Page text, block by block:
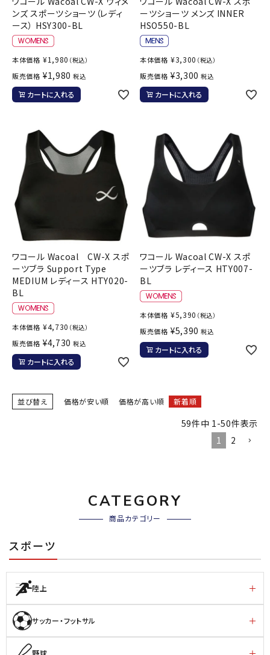
ンズ スポーツショーツ（レディ
ース） HSY300-BL
本体価格 ¥1,980 （税込）
販売価格 ¥1,980 税込
カートに入れる
ーツショーツ メンズ INNER
HSO550-BL
本体価格 ¥3,300 （税込）
販売価格 ¥3,300 税込
カートに入れる
ワコール Wacoal CW-X スポ
ーツブラ Support Type
MEDIUM レディース HTY020-
BL
本体価格 ¥4,730 （税込）
販売価格 ¥4,730 税込
カートに入れる
ワコール Wacoal CW-X スポ
ーツブラ レディース HTY007-
BL
本体価格 ¥5,390 （税込）
販売価格 ¥5,390 税込
カートに入れる
並び替え 価格が安い順 価格が高い順 新着順
59件中 1 -50件表示
1
2
CATEGORY
商品カテゴリー
スポーツ
陸上
サッカー・フットサル